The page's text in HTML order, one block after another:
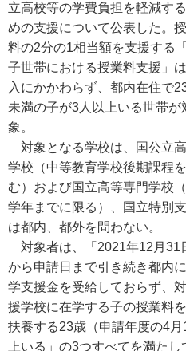
立高校等の学費負担を軽減す
めの支援について公表した。
料の2分の1相当額を支援する
子世帯における授業料支援」
入にかかわらず、都内在住で
未満の子が3人以上いる世帯が
象。
対象となる学校は、国公立
学校（中等教育学校後期課程
む）および国立高等専門学校
学年までに限る）、国立特別
は都内、都外を問わない。
対象者は、「2021年12月31
から申請日まで引き続き都内
学支援金を受給しておらず、
援学校に在学する子の授業料
扶養する23歳（申請年度の4
上いる」の3つすべてを満たし